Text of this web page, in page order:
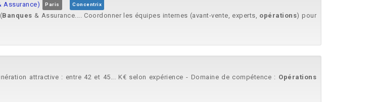
Assurance) Paris Concentrix
Banques & Assurance.... Coordonner les équipes internes (avant-vente, experts, opérations) pour
attractive : entre 42 et 45... K€ selon expérience - Domaine de compétence : Opérations